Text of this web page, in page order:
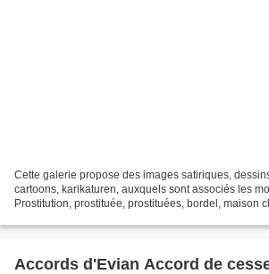
Cette galerie propose des images satiriques,
cartoons, karikaturen, auxquels sont associés les
Prostitution, prostituée, prostituées, bordel, maison
Accords d'Evian Accord de